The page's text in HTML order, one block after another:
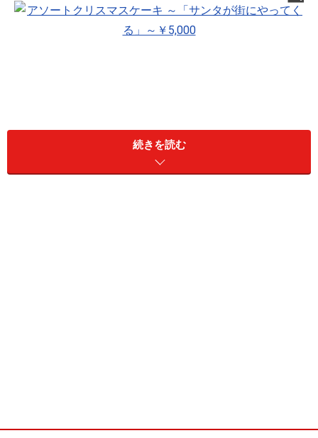
ートケーキや、トロピカルなマンゴーとココナッツのム
続きを読む